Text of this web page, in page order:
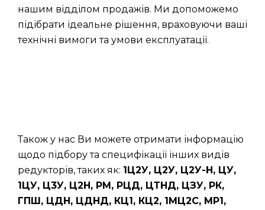
нашим відділом продажів. Ми допоможемо
підібрати ідеальне рішення, враховуючи ваші
технічні вимоги та умови експлуатації.
Також у нас Ви можете отримати інформацію
щодо підбору та специфікації інших видів
редукторів, таких як: 1Ц2У, Ц2У, Ц2У-Н, ЦУ,
1ЦУ, Ц3У, Ц2Н, РМ, РЦД, ЦТНД, ЦЗУ, РК,
ГПШ, ЦДН, ЦДНД, КЦ1, КЦ2, 1МЦ2С, МР1,